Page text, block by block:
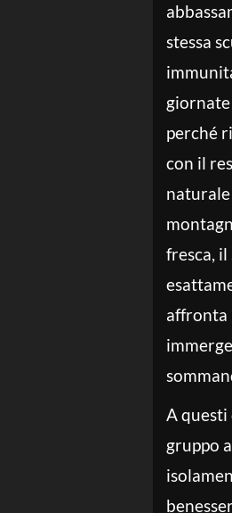
stessa
perché
con il
fresca,
affronta
A questi
gruppo